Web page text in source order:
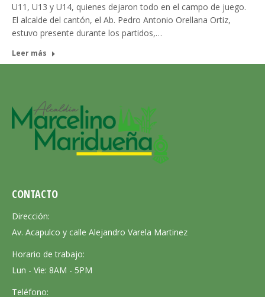
U11, U13 y U14, quienes dejaron todo en el campo de juego.
El alcalde del cantón, el Ab. Pedro Antonio Orellana Ortiz,
estuvo presente durante los partidos,…
Leer más
CONTACTO
Dirección:
Av. Acapulco y calle Alejandro Varela Martinez
Horario de trabajo:
Lun - Vie: 8AM - 5PM
Teléfono: